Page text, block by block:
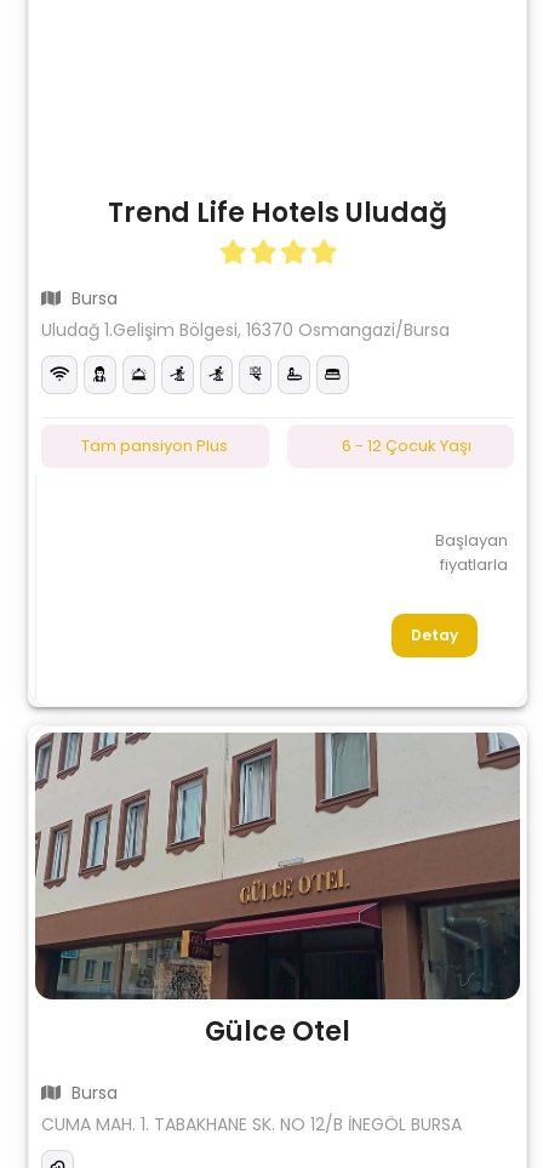
Trend Life Hotels Uludağ
Bursa
Uludağ 1.Gelişim Bölgesi, 16370 Osmangazi/Bursa
Tam pansiyon Plus 6 - 12 Çocuk Yaşı
Başlayan
fiyatlarla
Detay
Gülce Otel
Bursa
CUMA MAH. 1. TABAKHANE SK. NO 12/B İNEGÖL BURSA